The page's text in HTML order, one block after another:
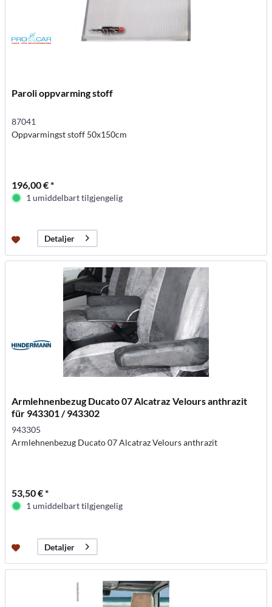
Paroli oppvarming stoff
87041
Oppvarmingst stoff 50x150cm
196,00 € *
1 umiddelbart tilgjengelig
Detaljer
Armlehnenbezug Ducato 07 Alcatraz Velours anthrazit
für 943301 / 943302
943305
Armlehnenbezug Ducato 07 Alcatraz Velours anthrazit
53,50 € *
1 umiddelbart tilgjengelig
Detaljer